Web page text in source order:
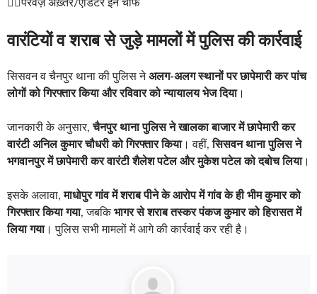
✍🏽परवेज़ अख़्तर/एडिटर इन चीफ
वारंटियों व शराब से जुड़े मामलों में पुलिस की कार्रवाई
सिसवन व चैनपुर थाना की पुलिस नेअलग-अलग स्थानों पर छापेमारी कर पांच
लोगों को गिरफ्तार किया और रविवार को न्यायालय भेज दिया।
जानकारी के अनुसार,चैनपुर थाना पुलिस ने खालका बाजार में छापेमारी कर
वारंटी अनिल कुमार चौधरी को गिरफ्तार किया। वहीं,सिसवन थाना पुलिस ने
भगवानपुर में छापेमारी कर वारंटी शैलेश पटेल और मुकेश पटेल को दबोच लिया।
इसके अलावा,माधोपुर गांव में शराब पीने के आरोप में गांव के ही भीम कुमार को
गिरफ्तार किया गया, जबकिभागर से शराब तस्कर पंकज कुमार को हिरासत में
लिया गया। पुलिस सभी मामलों में आगे की कार्रवाई कर रही है।